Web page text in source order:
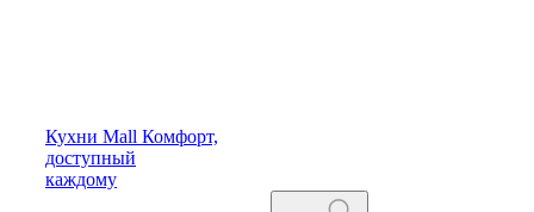
Кухни Mall Комфорт,
доступный
каждому